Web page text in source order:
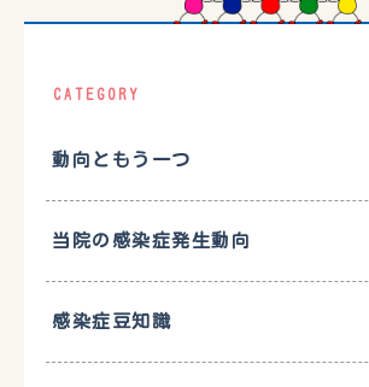
CATEGORY
動向ともう一つ
当院の感染症発生動向
感染症豆知識